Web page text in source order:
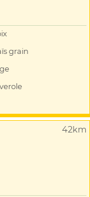
grain
42km